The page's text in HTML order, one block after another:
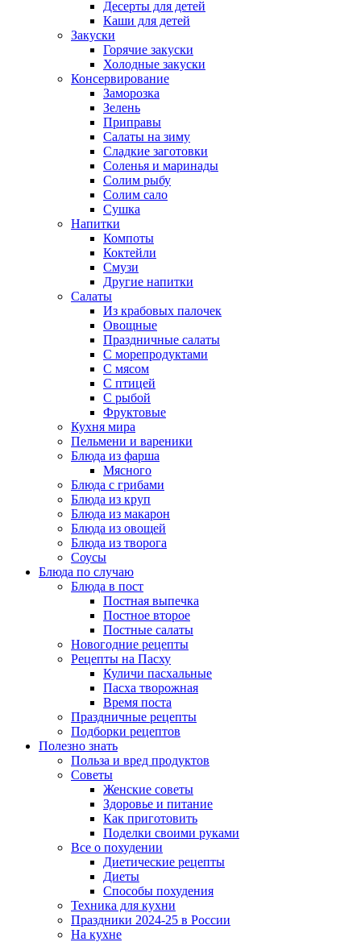
Десерты для детей
Каши для детей
Закуски
Горячие закуски
Холодные закуски
Консервирование
Заморозка
Зелень
Приправы
Салаты на зиму
Сладкие заготовки
Соленья и маринады
Солим рыбу
Солим сало
Сушка
Напитки
Компоты
Коктейли
Смузи
Другие напитки
Салаты
Из крабовых палочек
Овощные
Праздничные салаты
С морепродуктами
С мясом
С птицей
С рыбой
Фруктовые
Кухня мира
Пельмени и вареники
Блюда из фарша
Мясного
Блюда с грибами
Блюда из круп
Блюда из макарон
Блюда из овощей
Блюда из творога
Соусы
Блюда по случаю
Блюда в пост
Постная выпечка
Постное второе
Постные салаты
Новогодние рецепты
Рецепты на Пасху
Куличи пасхальные
Пасха творожная
Время поста
Праздничные рецепты
Подборки рецептов
Полезно знать
Польза и вред продуктов
Советы
Женские советы
Здоровье и питание
Как приготовить
Поделки своими руками
Все о похудении
Диетические рецепты
Диеты
Способы похудения
Техника для кухни
Праздники 2024-25 в России
На кухне